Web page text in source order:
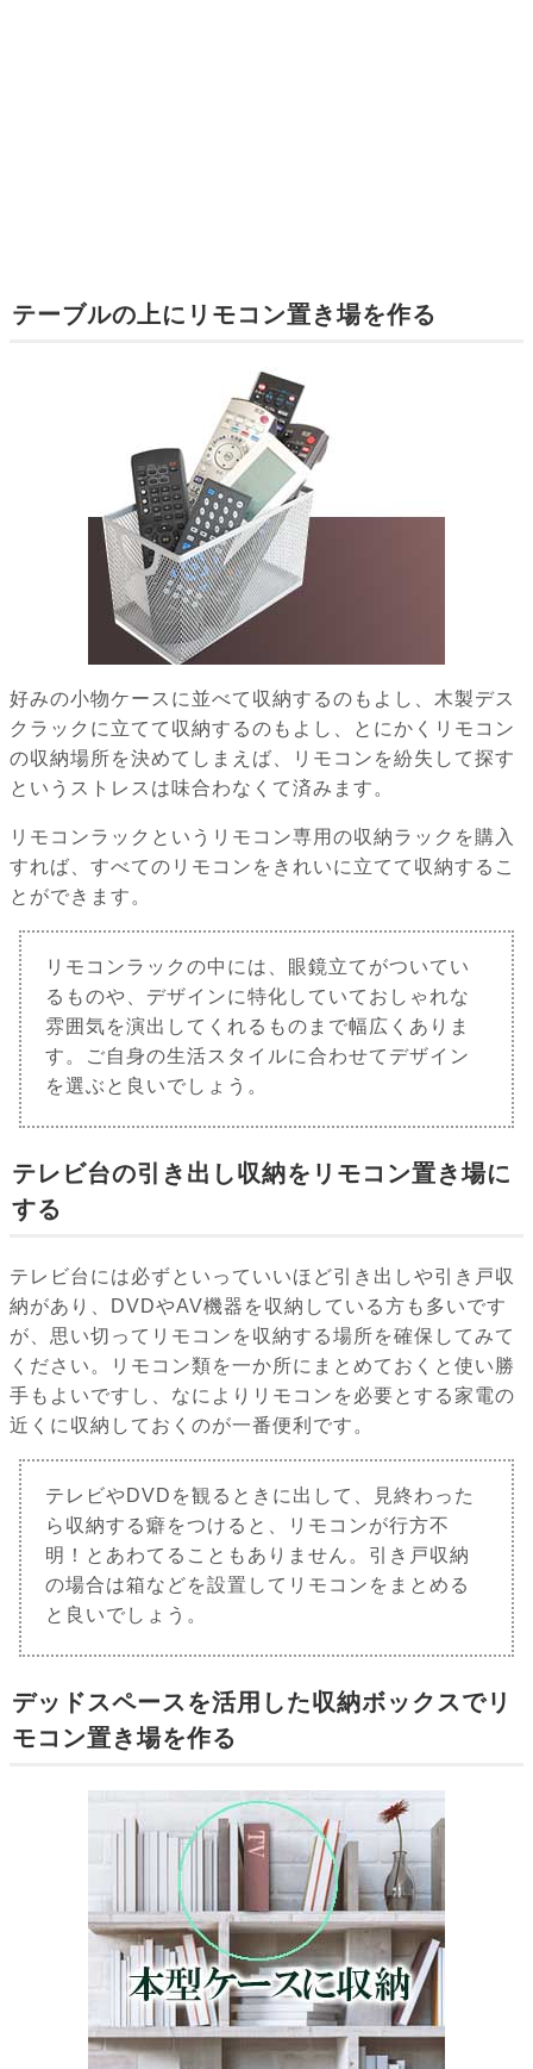
テーブルの上にリモコン置き場を作る
好みの小物ケースに並べて収納するのもよし、木製デス
クラックに立てて収納するのもよし、とにかくリモコン
の収納場所を決めてしまえば、リモコンを紛失して探す
というストレスは味合わなくて済みます。
リモコンラックというリモコン専用の収納ラックを購入
すれば、すべてのリモコンをきれいに立てて収納するこ
とができます。
リモコンラックの中には、眼鏡立てがついてい
るものや、デザインに特化していておしゃれな
雰囲気を演出してくれるものまで幅広くありま
す。ご自身の生活スタイルに合わせてデザイン
を選ぶと良いでしょう。
テレビ台の引き出し収納をリモコン置き場に
する
テレビ台には必ずといっていいほど引き出しや引き戸収
納があり、DVDやAV機器を収納している方も多いです
が、思い切ってリモコンを収納する場所を確保してみて
ください。リモコン類を一か所にまとめておくと使い勝
手もよいですし、なによりリモコンを必要とする家電の
近くに収納しておくのが一番便利です。
テレビやDVDを観るときに出して、見終わった
ら収納する癖をつけると、リモコンが行方不
明！とあわてることもありません。引き戸収納
の場合は箱などを設置してリモコンをまとめる
と良いでしょう。
デッドスペースを活用した収納ボックスでリ
モコン置き場を作る